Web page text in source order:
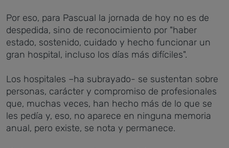
Por eso, para Pascual la jornada de hoy no es de
despedida, sino de reconocimiento por "haber
estado, sostenido, cuidado y hecho funcionar un
gran hospital, incluso los días más difíciles".
Los hospitales –ha subrayado- se sustentan sobre
personas, carácter y compromiso de profesionales
que, muchas veces, han hecho más de lo que se
les pedía y, eso, no aparece en ninguna memoria
anual, pero existe, se nota y permanece.